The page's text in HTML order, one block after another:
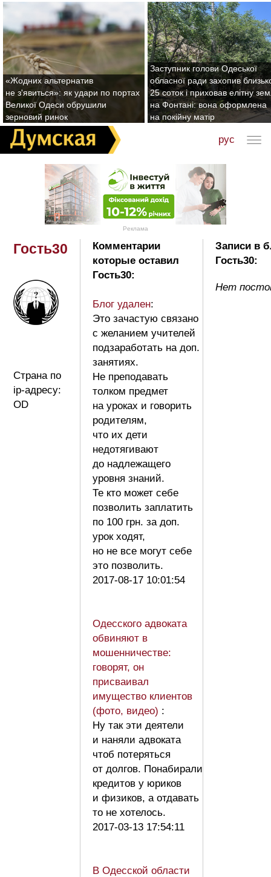
«Жодних альтернатив
не з'явиться»: як удари по портах
Великої Одеси обрушили
зерновий ринок
Заступник голови Одеської
обласної ради захопив
25 соток і приховав елітну
на Фонтані: вона оформлена
на покійну матір
рус
Реклама
Гость30
Страна по
ip-адресу:
OD
Комментарии
которые оставил
Гость30:
Блог удален:
Это зачастую связано
с желанием учителей
подзаработать на доп.
занятиях.
Не преподавать
толком предмет
на уроках и говорить
родителям,
что их дети
недотягивают
до надлежащего
уровня знаний.
Те кто может себе
позволить заплатить
по 100 грн. за доп.
урок ходят,
но не все могут себе
это позволить.
2017-08-17 10:01:54
Одесского адвоката
обвиняют в
мошенничестве:
говорят, он
присваивал
имущество клиентов
(фото, видео) :
Ну так эти деятели
и наняли адвоката
чтоб потеряться
от долгов. Понабирали
кредитов у юриков
и физиков, а отдавать
то не хотелось.
2017-03-13 17:54:11
В Одесской области
Записи в
Гость30:
Нет